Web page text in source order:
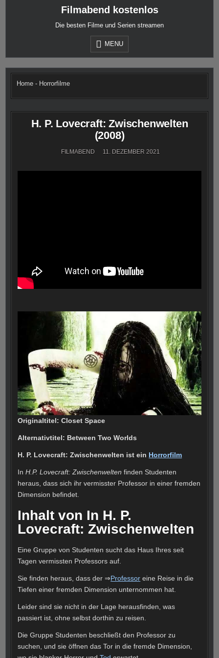
Filmabend kostenlos
Die besten Filme und Serien streamen
MENU
Home - Horrorfilme
H. P. Lovecraft: Zwischenwelten
(2008)
FILMABEND 11. DEZEMBER 2021
Originaltitel: Closet Space
Alternativtitel: Between Two Worlds
H. P. Lovecraft: Zwischenwelten ist ein Horrorfilm
InH.P. Lovecraft: Zwischenwelten finden Studenten
heraus, dass sich ihr vermisster Professor in einer fremden
Dimension befindet.
Inhalt von In H. P.
Lovecraft: Zwischenwelten
Eine Gruppe von Studenten sucht das Haus Ihres seit
Tagen vermissten Professors auf.
Sie finden heraus, dass der ⇒Professor eine Reise in die
Tiefen einer fremden Dimension unternommen hat.
Leider sind sie nicht in der Lage herausfinden, was
passiert ist, ohne selbst dorthin zu reisen.
Die Gruppe Studenten beschließt den Professor zu
suchen, und sie öffnen das Tor in die fremde Dimension,